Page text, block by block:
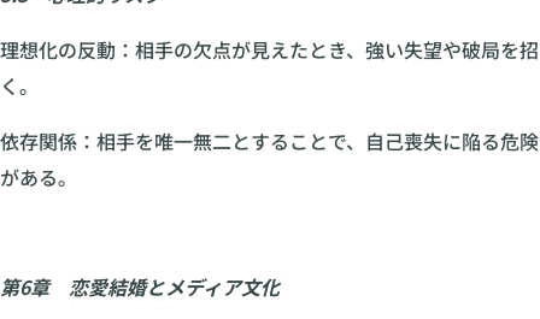
理想化の反動：相手の欠点が見えたとき、強い失望や破局を招
く。
依存関係：相手を唯一無二とすることで、自己喪失に陥る危険
がある。
第6章 恋愛結婚とメディア文化